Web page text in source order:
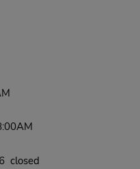
closed